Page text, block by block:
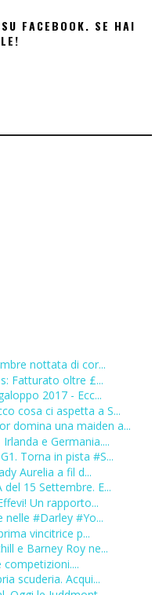
FACEBOOK. SE HAI
nottata di cor...
Fatturato oltre £...
2017 - Ecc...
cosa ci aspetta a S...
domina una maiden a...
e Germania....
Torna in pista #S...
Aurelia a fil d...
15 Settembre. E...
Un rapporto...
nelle #Darley #Yo...
vincitrice p...
e Barney Roy ne...
scuderia. Acqui...